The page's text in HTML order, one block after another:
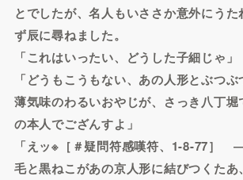
とでしたが、名人もいささか意外にうた
ず辰に尋ねました。
「これはいったい、どうした子細じゃ」
「どうもこうもない、あの人形とぶつ
薄気味のわるいおやじが、さっき八丁堀
の本人でござんすよ」
「えッ※［＃疑問符感嘆符、1-8-77］
毛と黒ねこがあの京人形に結びつくたあ